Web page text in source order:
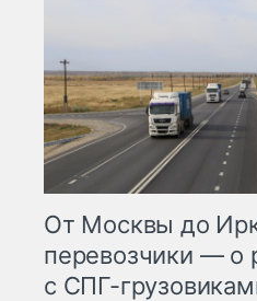
От Москвы до
перевозчики — о
с СПГ-